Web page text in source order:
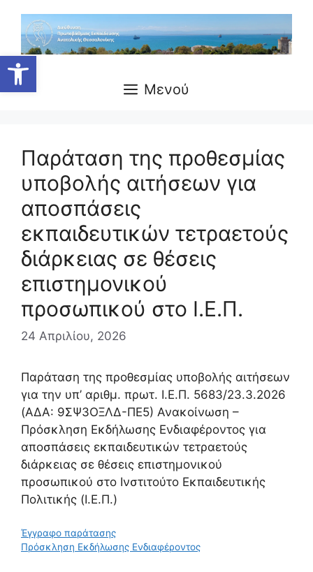
Ανοίξτε τη γραμμή εργαλείων
περιεχόμενο
Μενού
Παράταση της προθεσμίας
υποβολής αιτήσεων για
αποσπάσεις
εκπαιδευτικών τετραετούς
διάρκειας σε θέσεις
επιστημονικού
προσωπικού στο Ι.Ε.Π.
24 Απριλίου, 2026
Παράταση της προθεσμίας υποβολής αιτήσεων
για την υπ’ αριθμ. πρωτ. Ι.Ε.Π. 5683/23.3.2026
(ΑΔΑ: 9ΣΨ3ΟΞΛΔ-ΠΕ5) Ανακοίνωση –
Πρόσκληση Εκδήλωσης Ενδιαφέροντος για
αποσπάσεις εκπαιδευτικών τετραετούς
διάρκειας σε θέσεις επιστημονικού
προσωπικού στο Ινστιτούτο Εκπαιδευτικής
Πολιτικής (Ι.Ε.Π.)
Έγγραφο παράτασης
Πρόσκληση Εκδήλωσης Ενδιαφέροντος